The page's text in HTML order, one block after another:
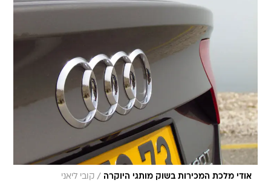
אודי מלכת המכירות בשוק מותגי היוקרה / קובי ליאני